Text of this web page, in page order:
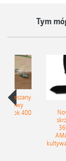
Tym
Tyrok 400